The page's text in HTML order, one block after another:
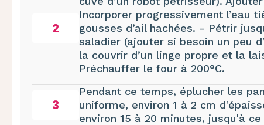
2
Incorporer progressivement l’eau
gousses d’ail hachées. - Pétrir
saladier (ajouter si besoin un peu
la couvrir d’un linge propre et la
Préchauffer le four à 200°C.
3
Pendant ce temps, éplucher les
uniforme, environ 1 à 2 cm
environ 15 à 20 minutes, jusqu'à